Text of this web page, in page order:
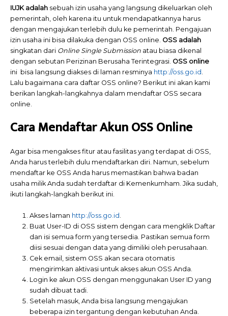
IUJK adalah sebuah izin usaha yang langsung dikeluarkan oleh
pemerintah, oleh karena itu untuk mendapatkannya harus
dengan mengajukan terlebih dulu ke pemerintah. Pengajuan
izin usaha ini bisa dilakuka dengan OSS online. OSS adalah
singkatan dari Online Single Submission atau biasa dikenal
dengan sebutan Perizinan Berusaha Terintegrasi. OSS online
ini bisa langsung diakses di laman resminya http://oss.go.id
Lalu bagaimana cara daftar OSS online? Berikut ini akan kami
berikan langkah-langkahnya dalam mendaftar OSS secara
online.
Cara Mendaftar Akun OSS Online
Agar bisa mengakses fitur atau fasilitas yang terdapat di OSS,
Anda harus terlebih dulu mendaftarkan diri. Namun, sebelum
mendaftar ke OSS Anda harus memastikan bahwa badan
usaha milik Anda sudah terdaftar di Kemenkumham. Jika sudah,
ikuti langkah-langkah berikut ini.
Akses laman http://oss.go.id
Buat User-ID di OSS sistem dengan cara mengklik Daftar
dan isi semua form yang tersedia. Pastikan semua form
diisi sesuai dengan data yang dimiliki oleh perusahaan.
Cek email, sistem OSS akan secara otomatis
mengirimkan aktivasi untuk akses akun OSS Anda.
Login ke akun OSS dengan menggunakan User ID yang
sudah dibuat tadi.
Setelah masuk, Anda bisa langsung mengajukan
beberapa izin tergantung dengan kebutuhan Anda.